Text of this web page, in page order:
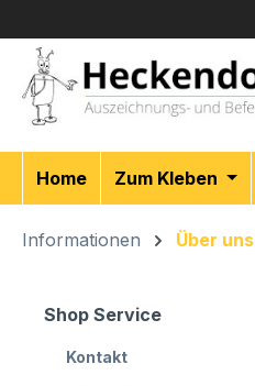
Home Zum Kleben
Informationen Über uns
Shop Service
Kontakt